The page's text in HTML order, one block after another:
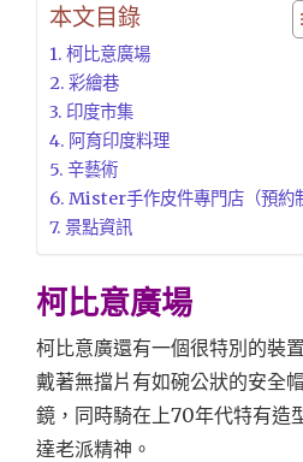
本文目錄
柯比意廣場
彩繪巷
印度市集
阿育印度料理
辛藝術
Mister手作皮件專門店（預約
景點資訊
柯比意廣場
柯比意廣還有一個很特別的裝
戴著無擋片有如碗公狀的安全
鏡，同時騎在上70年代特有造
達老派精神。